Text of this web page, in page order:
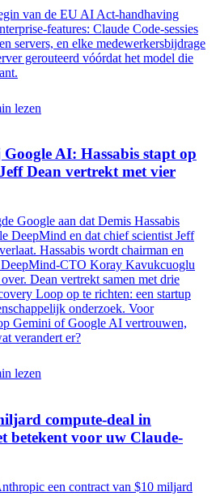
van de EU AI Act-handhaving
features: Claude Code-sessies
servers, en elke medewerkersbijdrage
gerouteerd vóórdat het model die
lezen
AI: Hassabis stapt op
Dean vertrekt met vier
Google aan dat Demis Hassabis
DeepMind en dat chief scientist Jeff
Hassabis wordt chairman en
CTO Koray Kavukcuoglu
Dean vertrekt samen met drie
Loop op te richten: een startup
onderzoek. Voor
Gemini of Google AI vertrouwen,
verandert er?
lezen
compute-deal in
betekent voor uw Claude-
een contract van $10 miljard